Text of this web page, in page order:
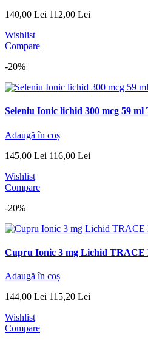
140,00 Lei 112,00 Lei
Wishlist
Compare
-20%
Seleniu Ionic lichid 300 mcg 59
Adaugă în coș
145,00 Lei 116,00 Lei
Wishlist
Compare
-20%
Cupru Ionic 3 mg Lichid
Adaugă în coș
144,00 Lei 115,20 Lei
Wishlist
Compare